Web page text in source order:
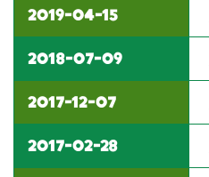
2019-04-15
2018-07-09
2017-12-07
2017-02-28